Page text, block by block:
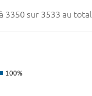
3350 sur 3533 au total
100%